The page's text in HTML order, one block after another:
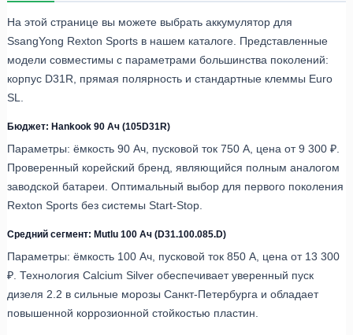
На этой странице вы можете выбрать аккумулятор для
SsangYong Rexton Sports в нашем каталоге. Представленные
модели совместимы с параметрами большинства поколений:
корпус D31R, прямая полярность и стандартные клеммы Euro
SL.
Бюджет: Hankook 90 Ач (105D31R)
Параметры: ёмкость 90 Ач, пусковой ток 750 А, цена от 9 300 ₽.
Проверенный корейский бренд, являющийся полным аналогом
заводской батареи. Оптимальный выбор для первого поколения
Rexton Sports без системы Start-Stop.
Средний сегмент: Mutlu 100 Ач (D31.100.085.D)
Параметры: ёмкость 100 Ач, пусковой ток 850 А, цена от 13 300
₽. Технология Calcium Silver обеспечивает уверенный пуск
дизеля 2.2 в сильные морозы Санкт-Петербурга и обладает
повышенной коррозионной стойкостью пластин.